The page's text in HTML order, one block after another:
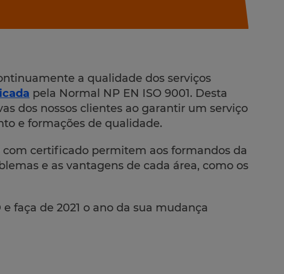
a qualidade dos serviços
pela Normal NP EN ISO 9001. Desta
dos nossos clientes ao garantir um serviço
e formações de qualidade.
com certificado permitem aos formandos da
e as vantagens de cada área, como os
faça de 2021 o ano da sua mudança